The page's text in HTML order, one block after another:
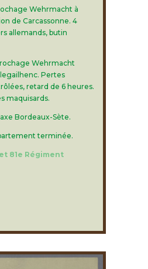
Wehrmacht à
de Carcassonne. 4
allemands, butin
Wehrmacht
Pertes
retard de 6 heures.
maquisards.
Bordeaux-Sète.
terminée.
81e Régiment